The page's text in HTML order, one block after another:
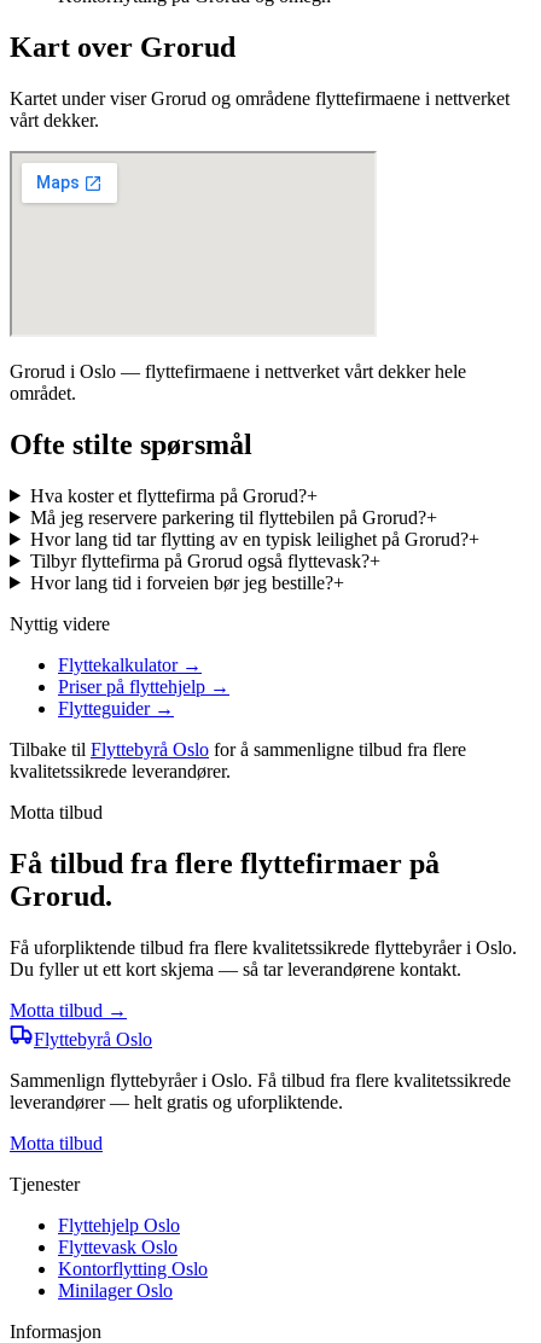
Kart over Grorud
Kartet under viser Grorud og områdene flyttefirmaene i nettverket
vårt dekker.
Grorud i Oslo — flyttefirmaene i nettverket vårt dekker hele
området.
Ofte stilte spørsmål
Hva koster et flyttefirma på Grorud?+
Må jeg reservere parkering til flyttebilen på Grorud?+
Hvor lang tid tar flytting av en typisk leilighet på Grorud?+
Tilbyr flyttefirma på Grorud også flyttevask?+
Hvor lang tid i forveien bør jeg bestille?+
Nyttig videre
Flyttekalkulator→
Priser på flyttehjelp →
Flytteguider→
Tilbake til Flyttebyrå Oslo for å sammenligne tilbud fra flere
kvalitetssikrede leverandører.
Motta tilbud
Få tilbud fra flere flyttefirmaer på
Grorud.
Få uforpliktende tilbud fra flere kvalitetssikrede flyttebyråer i Oslo.
Du fyller ut ett kort skjema — så tar leverandørene kontakt.
Motta tilbud →
Flyttebyrå Oslo
Sammenlign flyttebyråer i Oslo. Få tilbud fra flere kvalitetssikrede
leverandører — helt gratis og uforpliktende.
Motta tilbud
Tjenester
Flyttehjelp Oslo
Flyttevask Oslo
Kontorflytting Oslo
Minilager Oslo
Informasjon